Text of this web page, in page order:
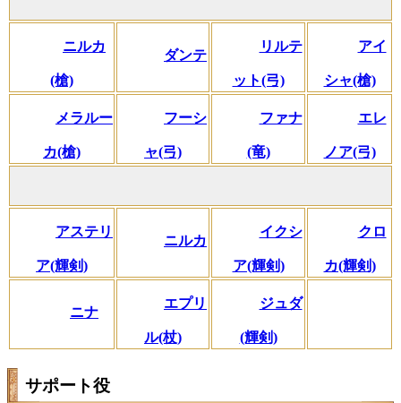
ニルカ
(槍)
ダンテ
リルテ
ット(弓)
アイ
シャ(槍)
メラルー
カ(槍)
フーシ
ャ(弓)
ファナ
(竜)
エレ
ノア(弓)
アステリ
ア(輝剣)
ニルカ
イクシ
ア(輝剣)
クロ
カ(輝剣)
ニナ
エプリ
ル(杖)
ジュダ
(輝剣)
サポート役